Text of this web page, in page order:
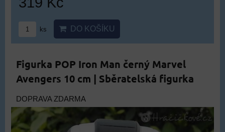
ks DO KOŠÍKU
Figurka POP Iron Man černý Marvel
Avengers 10 cm | Sběratelská figurka
DOPRAVA ZDARMA